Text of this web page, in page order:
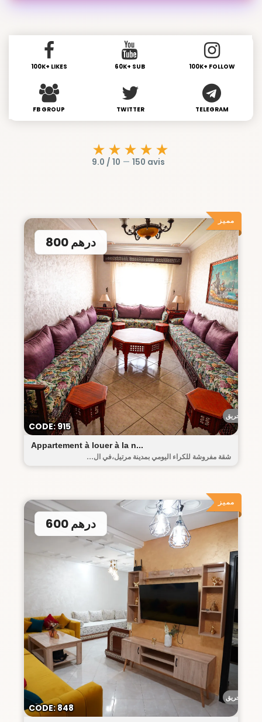
100K+ LIKES 60K+ SUB 100K+ FOLLOW
FB GROUP TWITTER TELEGRAM
★★★★★
9.0 / 10 — 150 avis
مميز
أحريق
Appartement à louer à la n...
800 درهم
شقة مفروشة للكراء اليومي بمدينة مرتيل،في ال...
CODE: 915
مميز
أحريق
600 درهم
CODE: 848